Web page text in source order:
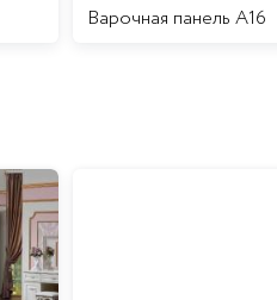
Варочная панель A16